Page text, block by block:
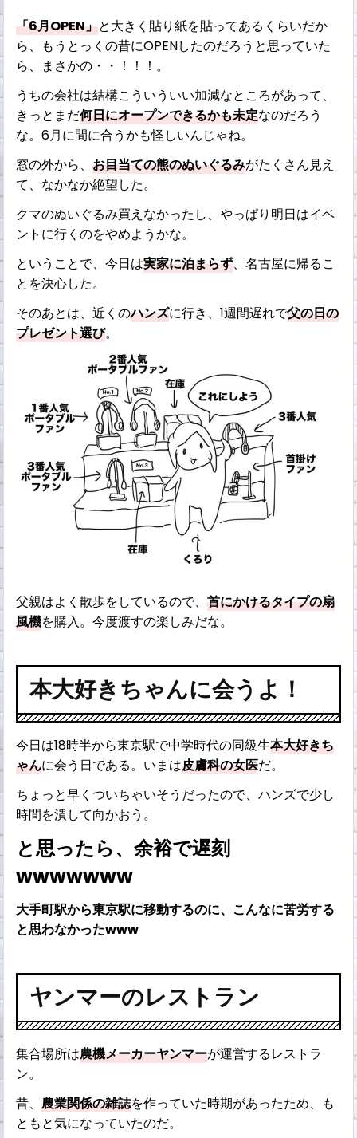
「6月OPEN」と大きく貼り紙を貼ってあるくらいだか
ら、もうとっくの昔にOPENしたのだろうと思っていた
ら、まさかの・・！！！。
うちの会社は結構こういういい加減なところがあって、
きっとまだ何日にオープンできるかも未定なのだろう
な。6月に間に合うかも怪しいんじゃね。
窓の外から、お目当ての熊のぬいぐるみがたくさん見え
て、なかなか絶望した。
クマのぬいぐるみ買えなかったし、やっぱり明日はイベ
ントに行くのをやめようかな。
ということで、今日は実家に泊まらず、名古屋に帰るこ
とを決心した。
そのあとは、近くのハンズに行き、1週間遅れで父の日の
プレゼント選び。
父親はよく散歩をしているので、首にかけるタイプの扇
風機を購入。今度渡すの楽しみだな。
本大好きちゃんに会うよ！
今日は18時半から東京駅で中学時代の同級生本大好きち
ゃんに会う日である。いまは皮膚科の女医だ。
ちょっと早くついちゃいそうだったので、ハンズで少し
時間を潰して向かおう。
と思ったら、余裕で遅刻
wwwwwww
大手町駅から東京駅に移動するのに、こんなに苦労する
と思わなかったwww
ヤンマーのレストラン
集合場所は農機メーカーヤンマーが運営するレストラ
ン。
昔、農業関係の雑誌を作っていた時期があったため、も
ともと気になっていたのだ。